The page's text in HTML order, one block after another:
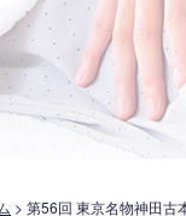
> 第56回 東京名物神田古